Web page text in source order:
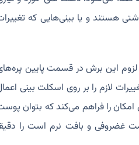
هستند و یا بینی‌هایی که
این برش در قسمت پایین
لازم را بر روی اسکلت بینی
را فراهم می‌کند که بتوان
غضروفی و بافت نرم است را